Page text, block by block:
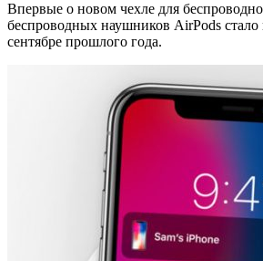
Впервые о новом чехле для
беспроводных наушников AirPods стало
сентябре прошлого года.